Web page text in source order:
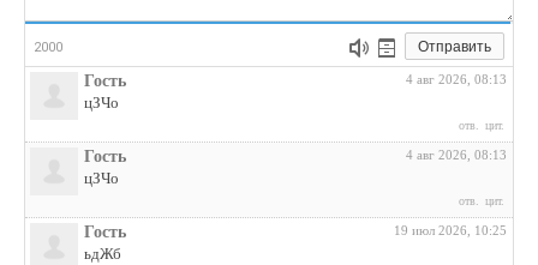
Отправить
2000
Гость 4 авг 2026, 08:13
цЗЧо
отв. цит.
Гость 4 авг 2026, 08:13
цЗЧо
отв. цит.
Гость 19 июл 2026, 10:25
ьдЖб